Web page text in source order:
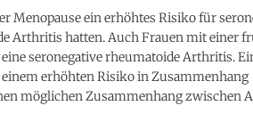
Menopause ein erhöhtes Risiko für
Arthritis hatten. Auch Frauen mit einer
seronegative rheumatoide Arthritis.
erhöhten Risiko in Zusammenhang
möglichen Zusammenhang zwischen